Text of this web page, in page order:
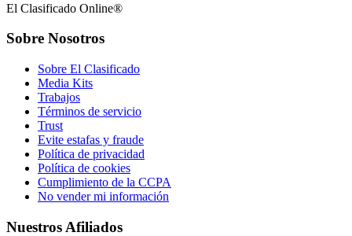
El Clasificado Online®
Sobre Nosotros
Sobre El Clasificado
Media Kits
Trabajos
Términos de servicio
Trust
Evite estafas y fraude
Política de privacidad
Política de cookies
Cumplimiento de la CCPA
No vender mi información
Nuestros Afiliados